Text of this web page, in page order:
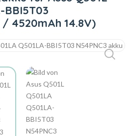
BBI5T03
/ 4520mAh 14.8V)